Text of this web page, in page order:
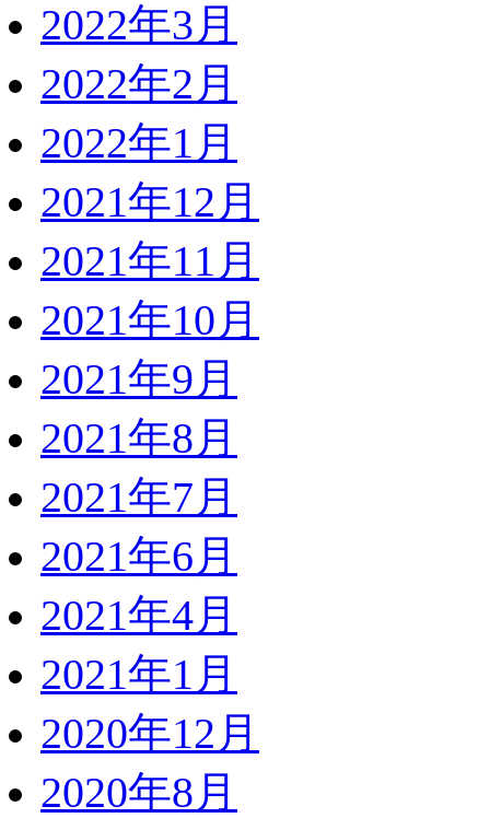
2022年3月
2022年2月
2022年1月
2021年12月
2021年11月
2021年10月
2021年9月
2021年8月
2021年7月
2021年6月
2021年4月
2021年1月
2020年12月
2020年8月